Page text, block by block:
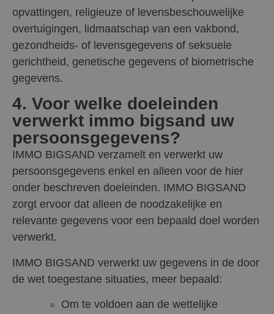
opvattingen, religieuze of levensbeschouwelijke
overtuigingen, lidmaatschap van een vakbond,
gezondheids- of levensgegevens of seksuele
gerichtheid, genetische gegevens of biometrische
gegevens.
4. Voor welke doeleinden
verwerkt immo bigsand uw
persoonsgegevens?
IMMO BIGSAND verzamelt en verwerkt uw
persoonsgegevens enkel en alleen voor de hier
onder beschreven doeleinden. IMMO BIGSAND
zorgt ervoor dat alleen de noodzakelijke en
relevante gegevens voor een bepaald doel worden
verwerkt.
IMMO BIGSAND verwerkt uw gegevens in de door
de wet toegestane situaties, meer bepaald:
Om te voldoen aan de wettelijke